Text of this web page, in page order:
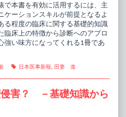
で本書を有効に活用するには、主
ケーションスキルが前提となるよ
る程度の臨床に関する基礎的知識
臨床上の特徴から診断へのアプロ
強い味方になってくれる1冊であ
Tags
日本医事新報, 田妻 進
害？ －基礎知識から